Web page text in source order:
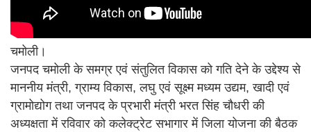
चमोली।
जनपद चमोली के समग्र एवं संतुलित विकास को गति देने के उद्देश्य से
माननीय मंत्री, ग्राम्य विकास, लघु एवं सूक्ष्म मध्यम उद्यम, खादी एवं
ग्रामोद्योग तथा जनपद के प्रभारी मंत्री भरत सिंह चौधरी की
अध्यक्षता में रविवार को कलेक्ट्रेट सभागार में जिला योजना की बैठक